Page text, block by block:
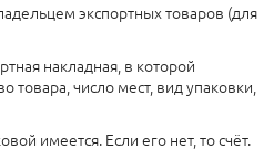
экспортных товаров (для
накладная, в которой
товара, число мест, вид упаковки,
имеется. Если его нет, то счёт.